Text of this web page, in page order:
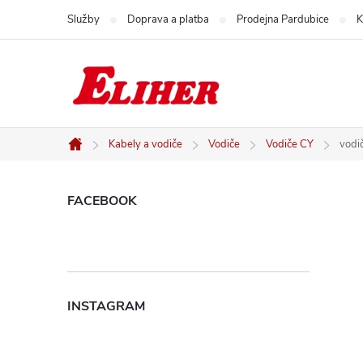
Služby Doprava a platba Prodejna Pardubice
Domů
Kabely a vodiče Vodiče Vodiče CY
P
s
FACEBOOK
INSTAGRAM